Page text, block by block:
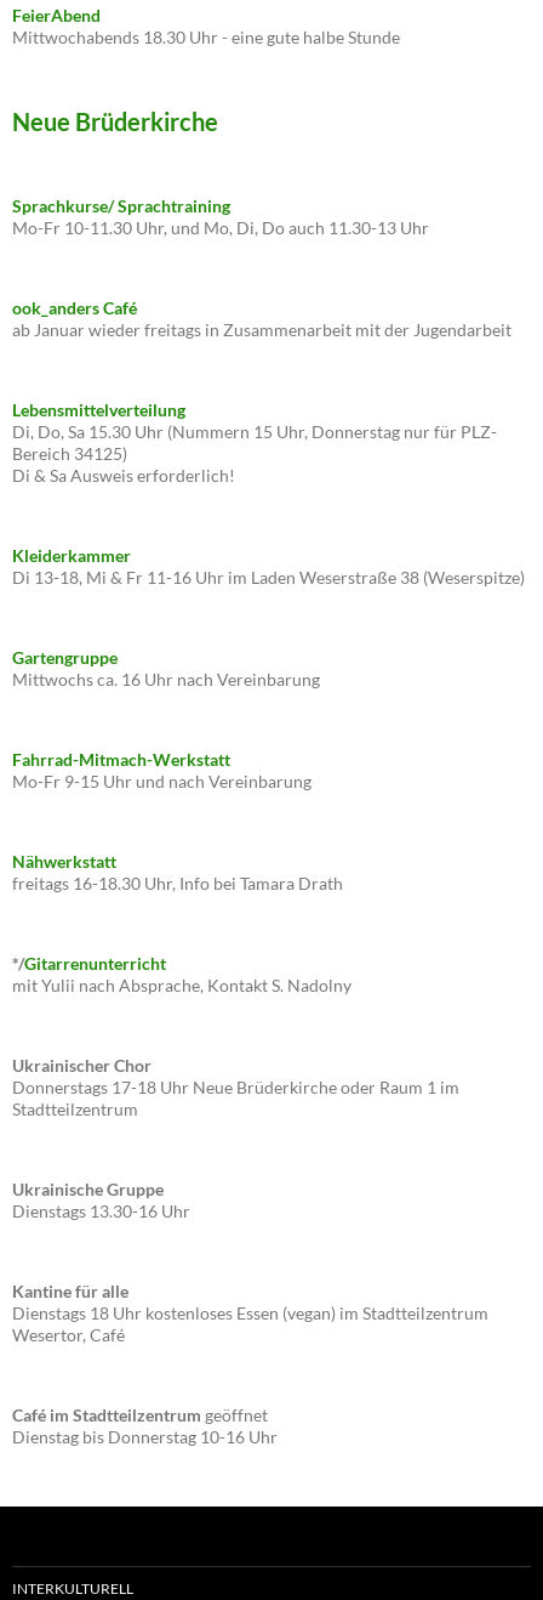
FeierAbend
Mittwochabends 18.30 Uhr - eine gute halbe Stunde
Neue Brüderkirche
Sprachkurse/ Sprachtraining
Mo-Fr 10-11.30 Uhr, und Mo, Di, Do auch 11.30-13 Uhr
ook_anders Café
ab Januar wieder freitags in Zusammenarbeit mit der Jugendarbeit
Lebensmittelverteilung
Di, Do, Sa 15.30 Uhr (Nummern 15 Uhr, Donnerstag nur für PLZ-
Bereich 34125)
Di & Sa Ausweis erforderlich!
Kleiderkammer
Di 13-18, Mi & Fr 11-16 Uhr im Laden Weserstraße 38 (Weserspitze)
Gartengruppe
Mittwochs ca. 16 Uhr nach Vereinbarung
Fahrrad-Mitmach-Werkstatt
Mo-Fr 9-15 Uhr und nach Vereinbarung
Nähwerkstatt
freitags 16-18.30 Uhr, Info bei Tamara Drath
*/Gitarrenunterricht
mit Yulii nach Absprache, Kontakt S. Nadolny
Ukrainischer Chor
Donnerstags 17-18 Uhr Neue Brüderkirche oder Raum 1 im
Stadtteilzentrum
Ukrainische Gruppe
Dienstags 13.30-16 Uhr
Kantine für alle
Dienstags 18 Uhr kostenloses Essen (vegan) im Stadtteilzentrum
Wesertor, Café
Café im Stadtteilzentrum geöffnet
Dienstag bis Donnerstag 10-16 Uhr
INTERKULTURELL